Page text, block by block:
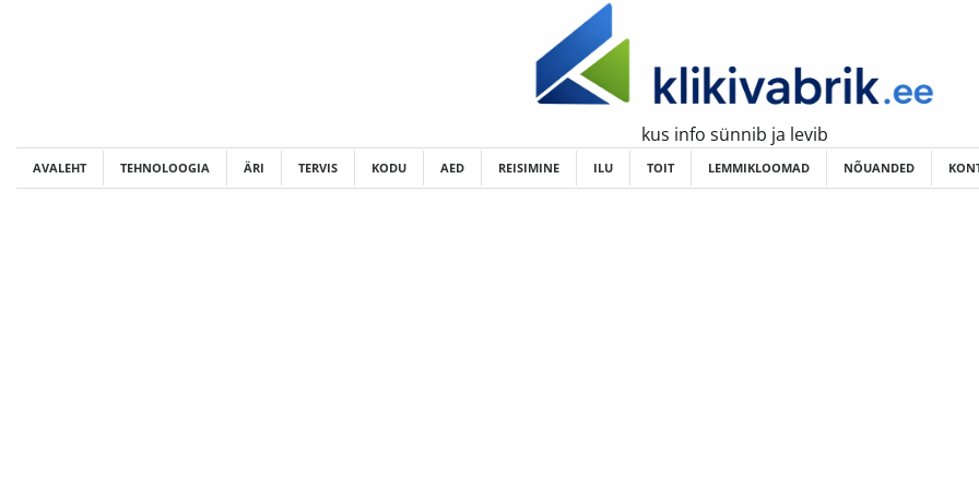
kus info sünnib ja levib
AVALEHT TEHNOLOOGIA ÄRI TERVIS KODU AED REISIMINE ILU TOIT LEMMIKLOOMAD NÕUANDED